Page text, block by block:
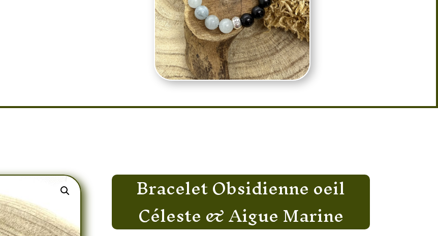
Bracelet Obsidienne oeil
Céleste & Aigue Marine